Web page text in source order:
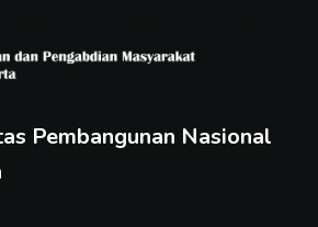
Pembangunan Nasional